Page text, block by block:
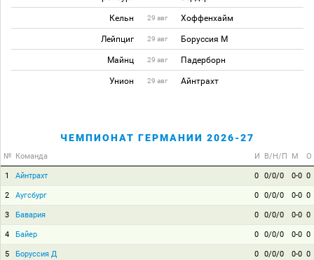
Кельн 29 авг Хоффенхайм
Лейпциг 29 авг Боруссия М
Майнц 29 авг Падерборн
Унион 29 авг Айнтрахт
ЧЕМПИОНАТ ГЕРМАНИИ 2026-27
№ Команда И В/Н/П М О
1 Айнтрахт 0 0/0/0 0-0 0
2 Аугсбург 0 0/0/0 0-0 0
3 Бавария 0 0/0/0 0-0 0
4 Байер 0 0/0/0 0-0 0
5 Боруссия Д 0 0/0/0 0-0 0